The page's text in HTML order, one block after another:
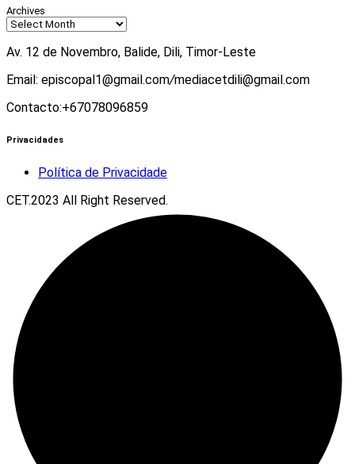
Archives
Av. 12 de Novembro, Balide, Dili, Timor-Leste
Email: episcopal1@gmail.com/mediacetdili@gmail.com
Contacto:+67078096859
Privacidades
Política de Privacidade
CET.2023 All Right Reserved.